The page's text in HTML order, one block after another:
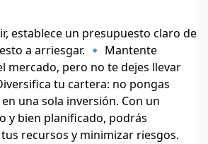
establece un presupuesto claro de
a arriesgar. 🔹 Mantente
mercado, pero no te dejes llevar
tu cartera: no pongas
una sola inversión. Con un
y bien planificado, podrás
recursos y minimizar riesgos.